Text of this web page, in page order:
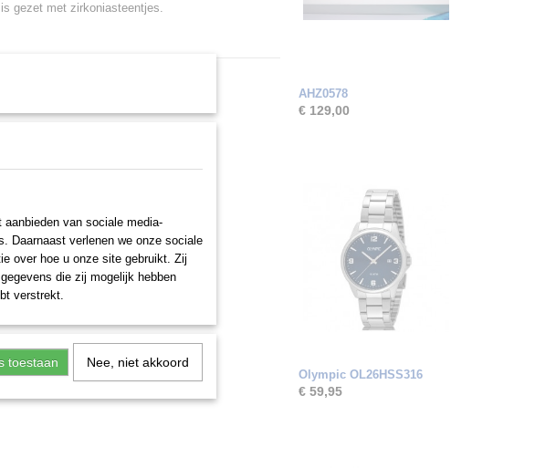
gezet met zirkoniasteentjes.
AHZ0578
€ 129,00
Olympic OL26HSS316
€ 59,95
van sociale media-
Daarnaast verlenen we onze sociale
over hoe u onze site gebruikt. Zij
die zij mogelijk hebben
verstrekt.
toestaan Nee, niet akkoord